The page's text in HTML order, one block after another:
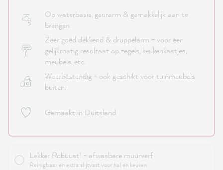
Op waterbasis, geurarm & gemakkelijk aan te
brengen
Zeer goed dekkend & druppelarm - voor een
gelijkmatig resultaat op tegels, keukenkastjes,
meubels, etc.
Weerbestendig - ook geschikt voor tuinmeubels
buiten.
Gemaakt in Duitsland
Lekker Robuust! - afwasbare muurverf
Reinigbaar en extra slijtvast voor hal en keuken